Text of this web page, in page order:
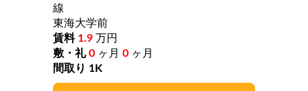
線
東海大学前
1.9 万円
0 ヶ月 0 ヶ月
1K